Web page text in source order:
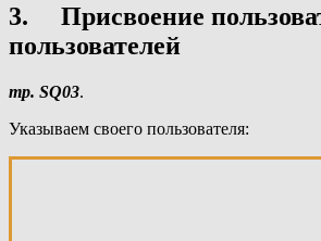
3. Присвоение
пользователей
тр. SQ03.
Указываем своего пользователя: